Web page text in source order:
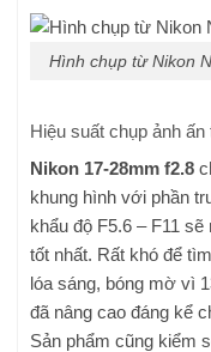
Hình chụp từ Nikon
Hiệu suất chụp ảnh
Nikon 17-28mm f2.8
khung hình với phần
khẩu độ F5.6 – F11
tốt nhất. Rất khó để
lóa sáng, bóng mờ vì
đã nâng cao đáng kể
Sản phẩm cũng kiểm